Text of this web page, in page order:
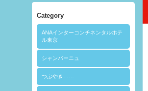
Category
ANAインターコンチネンタルホテ
ル東京
シャンパーニュ
つぶやき……